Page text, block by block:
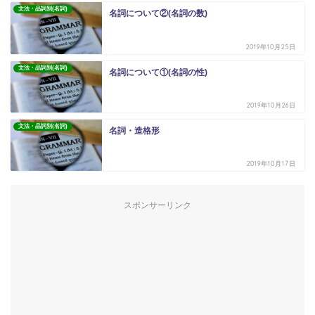
文法・品詞別(名詞) 名詞について②(名詞の数)
2019年10月25日
文法・品詞別(名詞) 名詞について①(名詞の性)
2019年10月26日
文法・品詞別(名詞) 名詞・造格形
2019年10月17日
スポンサーリンク